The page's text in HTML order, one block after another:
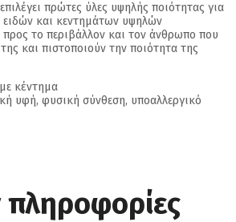
επιλέγει πρώτες ύλες υψηλής ποιότητας για
και κεντημάτων υψηλών
το περιβάλλον και τον άνθρωπο που
και πιστοποιούν την ποιότητα της
κέντημα
υφή, φυσική σύνθεση, υποαλλεργικό
πληροφορίες